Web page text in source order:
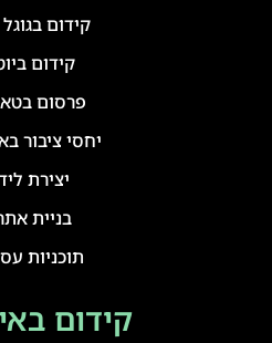
קידום
קידום
קידום
פרסום
יחסי ציבור
יצירת
בניית
תוכניות